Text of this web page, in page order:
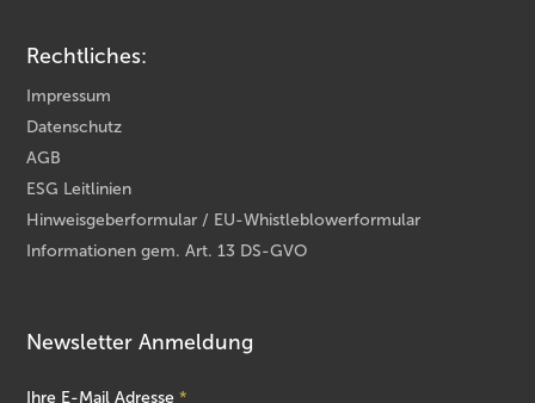
Rechtliches:
Impressum
Datenschutz
AGB
ESG Leitlinien
Hinweisgeberformular / EU-Whistleblowerformular
Informationen gem. Art. 13 DS-GVO
Newsletter Anmeldung
Ihre E-Mail Adresse*